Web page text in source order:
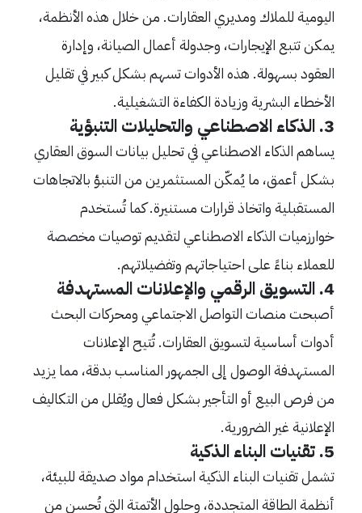
اليومية للملاك ومديري العقارات. من خلال هذه الأنظمة،
يمكن تتبع الإيجارات، وجدولة أعمال الصيانة، وإدارة
العقود بسهولة. هذه الأدوات تسهم بشكل كبير في تقليل
الأخطاء البشرية وزيادة الكفاءة التشغيلية.
3. الذكاء الاصطناعي والتحليلات التنبؤية
يساهم الذكاء الاصطناعي في تحليل بيانات السوق العقاري
بشكل أعمق، ما يُمكّن المستثمرين من التنبؤ بالاتجاهات
المستقبلية واتخاذ قرارات مستنيرة. كما تُستخدم
خوارزميات الذكاء الاصطناعي لتقديم توصيات مخصصة
للعملاء بناءً على احتياجاتهم وتفضيلاتهم.
4. التسويق الرقمي والإعلانات المستهدفة
أصبحت منصات التواصل الاجتماعي ومحركات البحث
أدوات أساسية لتسويق العقارات. تُتيح الإعلانات
المستهدفة الوصول إلى الجمهور المناسب بدقة، مما يزيد
من فرص البيع أو التأجير بشكل فعال ويُقلل من التكاليف
الإعلانية غير الضرورية.
5. تقنيات البناء الذكية
تشمل تقنيات البناء الذكية استخدام مواد صديقة للبيئة،
أنظمة الطاقة المتجددة، وحلول الأتمتة التي تُحسن من